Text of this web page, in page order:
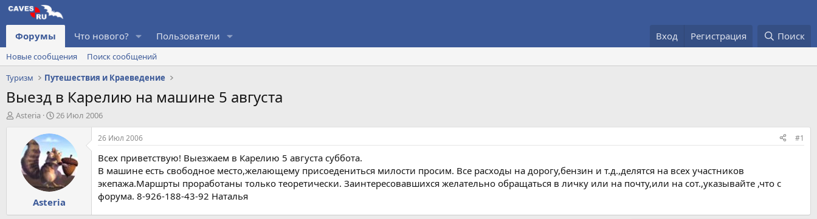
Форумы Что нового? Пользователи Вход Регистрация Поиск
Новые сообщения
Поиск сообщений
Туризм
Путешествия и Краеведение
Выезд в Карелию на машине 5 августа
А
Asteria
Д
т
а
н
а
ч
а
л
а
26 Июл 2006
Asteria
26 Июл 2006 #1
Всех приветствую! Выезжаем в Карелию 5 августа суббота.
В машине есть свободное место,желающему присоедениться милости просим. Все расходы на дорогу,бензин и т.д.,делятся на всех участников
экепажа.Маршрты проработаны только теоретически. Заинтересовавшихся желательно обращаться в личку или на почту,или на сот.,указывайте ,что с
форума. 8-926-188-43-92 Наталья